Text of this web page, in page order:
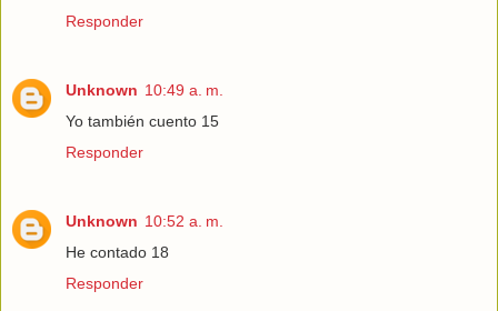
Responder
Unknown 10:49 a. m.
Yo también cuento 15
Responder
Unknown 10:52 a. m.
He contado 18
Responder